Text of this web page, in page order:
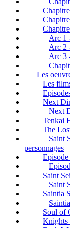
Arc 1
Arc 2
Arc 3
Les
Les
Next
Next
Tenkai
The
Saint
personnages
Episode
Saint
Saint
Saintia
Soul of
Knights